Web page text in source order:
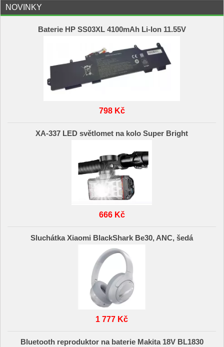
NOVINKY
Baterie HP SS03XL 4100mAh Li-Ion 11.55V
798 Kč
XA-337 LED světlomet na kolo Super Bright
666 Kč
Sluchátka Xiaomi BlackShark Be30, ANC, šedá
1 777 Kč
Bluetooth reproduktor na baterie Makita 18V BL1830